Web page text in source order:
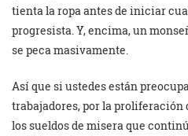
tienta la ropa antes de iniciar
progresista. Y, encima, un
se peca masivamente.
Así que si ustedes están
trabajadores, por la proliferación
los sueldos de misera que